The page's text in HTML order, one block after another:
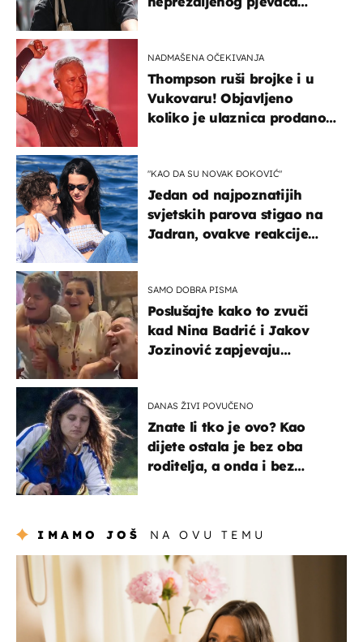
NADMAŠENA OČEKIVANJA
Thompson ruši brojke i u
Vukovaru! Objavljeno
koliko je ulaznica prodano
"KAO DA SU NOVAK ĐOKOVIĆ"
Jedan od najpoznatijih
svjetskih parova stigao na
Jadran, ovakve reakcije
SAMO DOBRA PISMA
Poslušajte kako to zvuči
kad Nina Badrić i Jakov
Jozinović zapjevaju
DANAS ŽIVI POVUČENO
Znate li tko je ovo? Kao
dijete ostala je bez oba
roditelja, a onda i bez
IMAMO JOŠ NA OVU TEMU
moda & ljepota